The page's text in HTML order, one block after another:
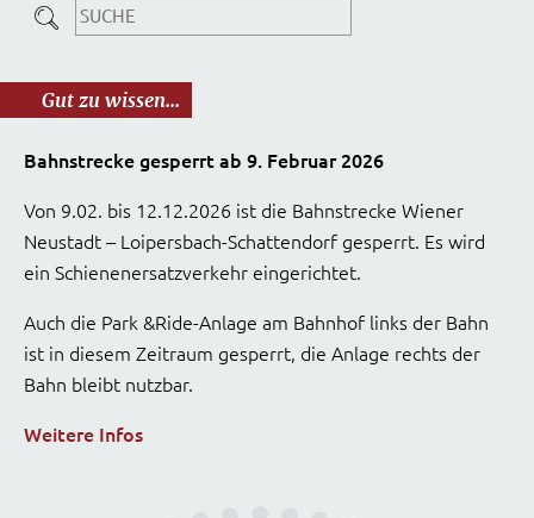
Gut zu wissen...
Bahnstrecke gesperrt ab 9. Februar 2026
Von 9.02. bis 12.12.2026 ist die Bahnstrecke Wiener
Neustadt – Loipersbach-Schattendorf gesperrt. Es wird
ein Schienenersatzverkehr eingerichtet.
Auch die Park &Ride-Anlage am Bahnhof links der Bahn
ist in diesem Zeitraum gesperrt, die Anlage rechts der
Bahn bleibt nutzbar.
Weitere Infos